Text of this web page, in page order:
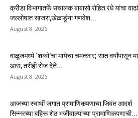
क्रीडा विभागातर्फे संचालक बाबासो रोहित रंधे यांचा
जल्लोषात साजरा,खेळाडूंना गणवेश...
August 8, 2026
वाळूजमध्ये ‘शब्बो’चा मायेचा चमत्कार; सात वर्षांपासून
आस, तरीही रोज देते...
August 8, 2026
आजच्या स्वार्थी जगात प्रामाणिकपणाचा जिवंत आदर्श
सिन्नरच्या बहिरू शेठ भजीवाल्यांच्या प्रामाणिकपणाची...